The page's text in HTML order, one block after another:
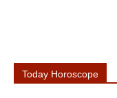
Today Horoscope